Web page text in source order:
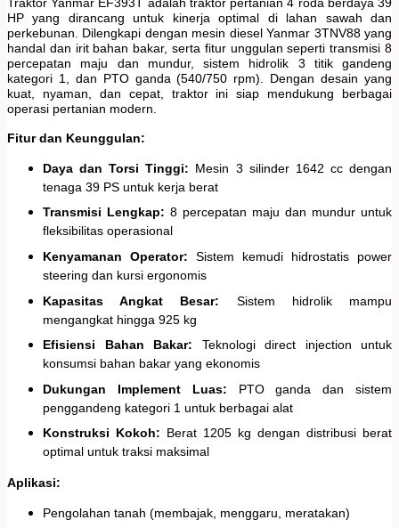
Traktor Yanmar EF393T adalah traktor pertanian 4 roda berdaya 39
HP yang dirancang untuk kinerja optimal di lahan sawah dan
perkebunan. Dilengkapi dengan mesin diesel Yanmar 3TNV88 yang
handal dan irit bahan bakar, serta fitur unggulan seperti transmisi 8
percepatan maju dan mundur, sistem hidrolik 3 titik gandeng
kategori 1, dan PTO ganda (540/750 rpm). Dengan desain yang
kuat, nyaman, dan cepat, traktor ini siap mendukung berbagai
operasi pertanian modern.
Fitur dan Keunggulan:
Daya dan Torsi Tinggi: Mesin 3 silinder 1642 cc dengan
tenaga 39 PS untuk kerja berat
Transmisi Lengkap: 8 percepatan maju dan mundur untuk
fleksibilitas operasional
Kenyamanan Operator: Sistem kemudi hidrostatis power
steering dan kursi ergonomis
Kapasitas Angkat Besar: Sistem hidrolik mampu
mengangkat hingga 925 kg
Efisiensi Bahan Bakar: Teknologi direct injection untuk
konsumsi bahan bakar yang ekonomis
Dukungan Implement Luas: PTO ganda dan sistem
penggandeng kategori 1 untuk berbagai alat
Konstruksi Kokoh: Berat 1205 kg dengan distribusi berat
optimal untuk traksi maksimal
Aplikasi:
Pengolahan tanah (membajak, menggaru, meratakan)